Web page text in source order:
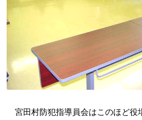
宮田村防犯指導員会はこのほど役